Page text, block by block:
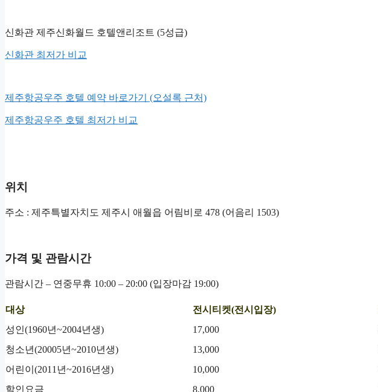
신화관 제주신화월드 호텔앤리조트 (5성급)
신화관 최저가 비교
제주항공우주 호텔 예약 바로가기 (오설록 근처)
제주항공우주 호텔 최저가 비교
위치
주소 : 제주특별자치도 제주시 애월읍 어림비로 478 (어음리 1503)
가격 및 관람시간
관람시간 – 연중무휴 10:00 – 20:00 (입장마감 19:00)
대상 전시티켓(전시입장)
성인(1960년~2004년생)
17,000
청소년(20005년~2010년생)
13,000
어린이(2011년~2016년생)
10,000
할인요금
8,000